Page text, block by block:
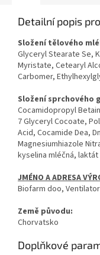
Detailní popis
Složení tělového
Glyceryl Stearate Se,
Myristate, Cetearyl
Carbomer,
Složení sprchového
Cocamidopropyl
7 Glyceryl Cocoate,
Acid, Cocamide Dea,
Magnesiumhiazole
kyselina mléčná,
JMÉNO A ADRESA
Biofarm doo,
Země původu:
Chorvatsko
Doplňkové